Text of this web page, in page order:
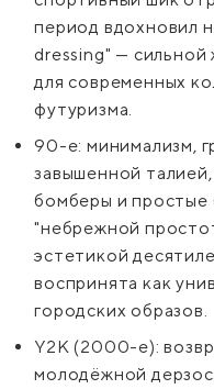
период вдохновил
dressing" — сильной
для современных
футуризма.
90-е: минимализм,
завышенной
бомберы и простые
"небрежной
эстетикой
воспринята как
городских образов.
Y2K (2000-е):
молодёжной